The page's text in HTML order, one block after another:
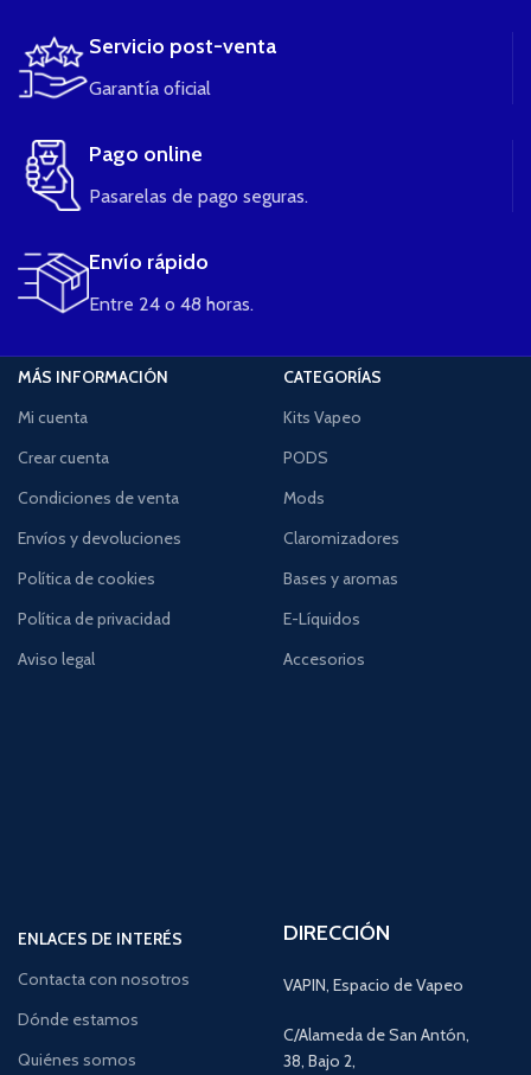
Servicio post-venta
Garantía oficial
Pago online
Pasarelas de pago seguras.
Envío rápido
Entre 24 o 48 horas.
MÁS INFORMACIÓN
Mi cuenta
Crear cuenta
Condiciones de venta
Envíos y devoluciones
Política de cookies
Política de privacidad
Aviso legal
CATEGORÍAS
Kits Vapeo
PODS
Mods
Claromizadores
Bases y aromas
E-Líquidos
Accesorios
ENLACES DE INTERÉS
Contacta con nosotros
Dónde estamos
Quiénes somos
DIRECCIÓN
VAPIN, Espacio de Vapeo
C/Alameda de San Antón,
38, Bajo 2,